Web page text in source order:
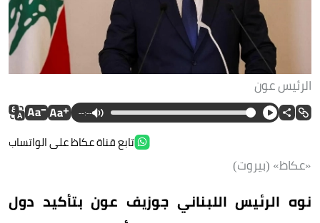
الرئيس عون
--:--
تابع قناة عكاظ على الواتساب
«عكاظ» (بيروت)
نوه الرئيس اللبناني جوزيف عون بتأكيد دول